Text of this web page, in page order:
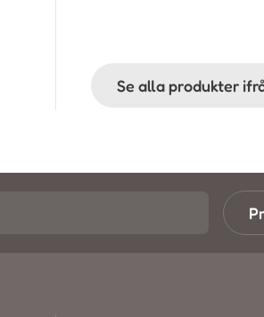
Se alla produkter